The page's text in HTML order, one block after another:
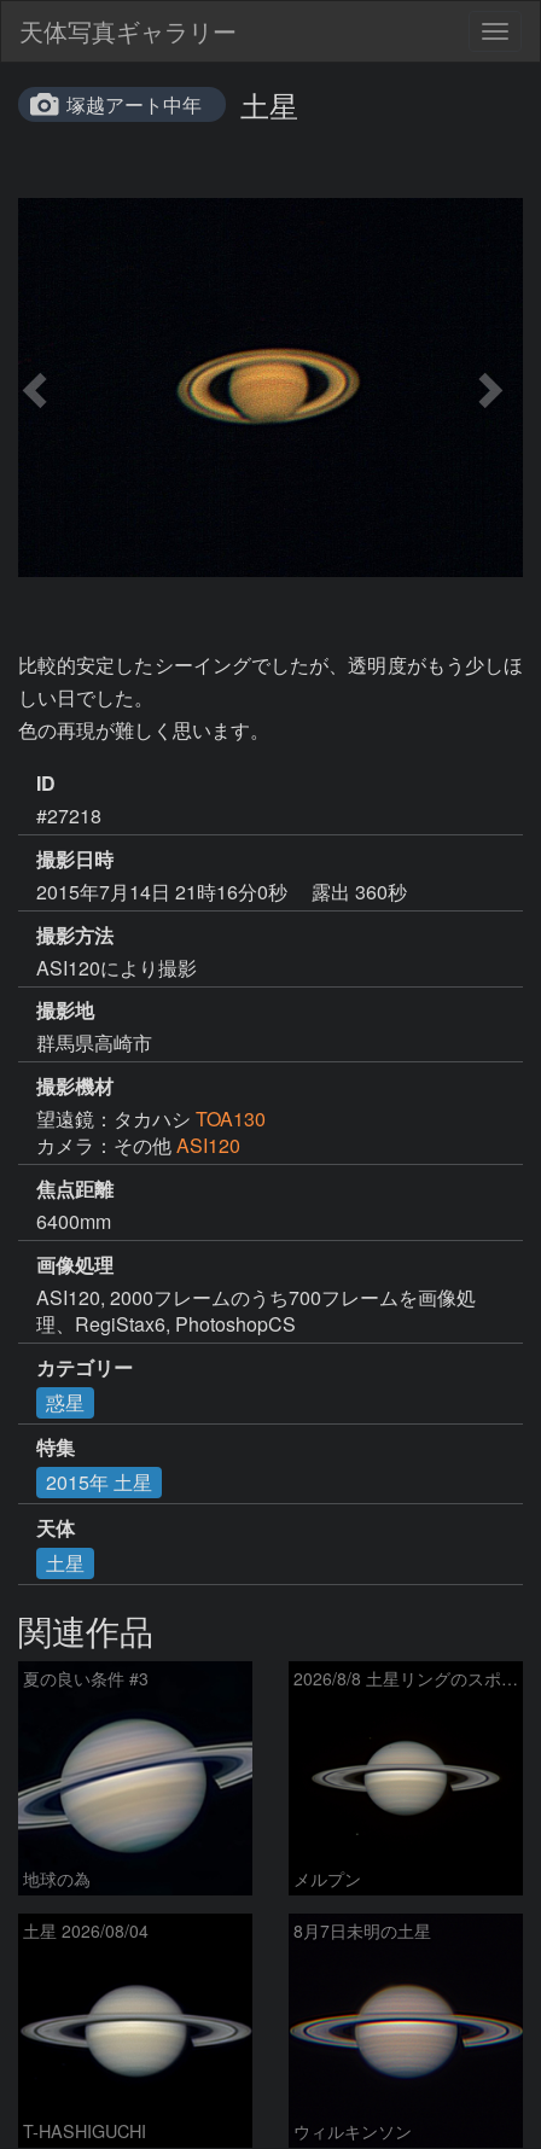
天体写真ギャラリー
塚越アート中年 土星
比較的安定したシーイングでしたが、透明度がもう少しほ
しい日でした。
色の再現が難しく思います。
ID
#27218
撮影日時
2015年7月14日 21時16分0秒
露出 360秒
撮影方法
ASI120により撮影
撮影地
群馬県高崎市
撮影機材
望遠鏡：タカハシ TOA130
カメラ：その他ASI120
焦点距離
6400mm
画像処理
ASI120, 2000フレームのうち700フレームを画像処
理、RegiStax6, PhotoshopCS
カテゴリー
惑星
特集
2015年 土星
天体
土星
関連作品
夏の良い条件 #3
地球の為
2026/8/8 土星リングのスポーク
メルプン
土星 2026/08/04
T-HASHIGUCHI
8月7日未明の土星
ウィルキンソン